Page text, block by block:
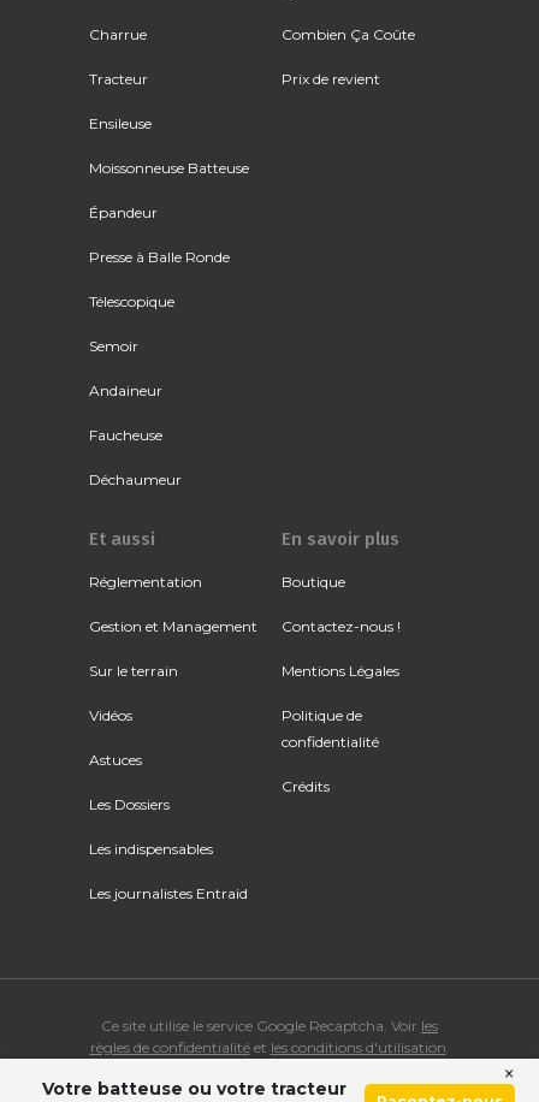
Charrue
Tracteur
Ensileuse
Moissonneuse Batteuse
Épandeur
Presse à Balle Ronde
Télescopique
Semoir
Andaineur
Faucheuse
Déchaumeur
Combien Ça Coûte
Prix de revient
Et aussi
Réglementation
Gestion et Management
Sur le terrain
Vidéos
Astuces
Les Dossiers
Les indispensables
Les journalistes Entraid
En savoir plus
Boutique
Contactez-nous !
Mentions Légales
Politique de
confidentialité
Crédits
Ce site utilise le service Google Recaptcha. Voir les
règles de confidentialitéet les conditions d'utilisation
© Copyright 2026 ENTRAID. Tous droits réservés.
Votre batteuse ou votre tracteur
×